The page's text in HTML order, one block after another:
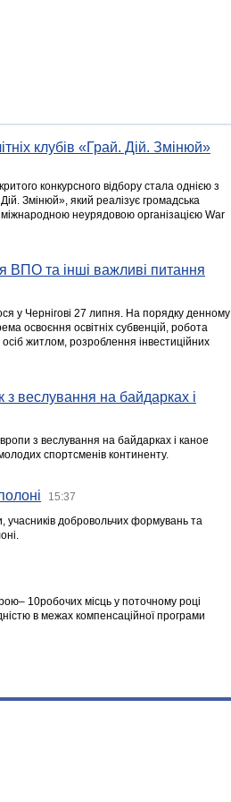
клубів «Грай. Дій. Змінюй»
конкурсного відбору стала однією з
Змінюй», який реалізує громадська
неурядовою організацією War
ВПО та інші важливі питання
у Чернігові 27 липня. На порядку денному
освоєння освітніх субвенцій, робота
житлом, розроблення інвестиційних
веслування на байдарках і
з веслування на байдарках і каное
спортсменів континенту.
15:37
учасників добровольчих формувань та
10робочих місць у поточному році
в межах компенсаційної програми